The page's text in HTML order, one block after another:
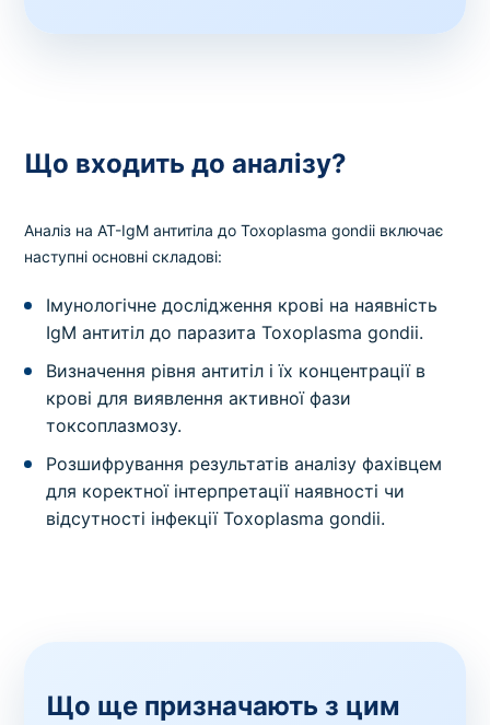
Що входить до аналізу?
Аналіз на AT-IgМ антитіла до Toxoplasma gondii включає
наступні основні складові:
Імунологічне дослідження крові на наявність
IgМ антитіл до паразита Toxoplasma gondii.
Визначення рівня антитіл і їх концентрації в
крові для виявлення активної фази
токсоплазмозу.
Розшифрування результатів аналізу фахівцем
для коректної інтерпретації наявності чи
відсутності інфекції Toxoplasma gondii.
Що ще призначають з цим